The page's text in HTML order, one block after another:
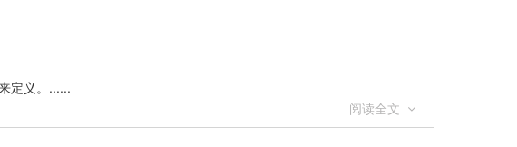
定义。......
阅读全文